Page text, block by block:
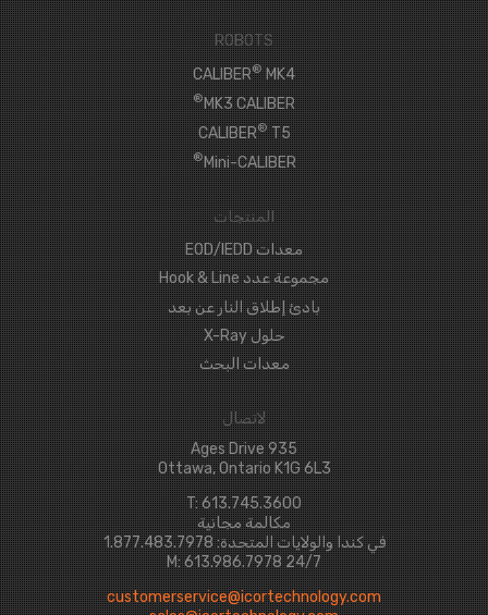
ROBOTS
CALIBER®MK4
MK3 CALIBER
®
CALIBER®T5
Mini-CALIBER
®
المنتجات
معدات EOD/IEDD
مجموعة عدد Hook & Line
بادئ إطلاق النار عن بعد
حلول X-Ray
معدات البحث
لاتصال
935 Ages Drive
Ottawa, Ontario K1G 6L3
T: 613.745.3600
مكالمة مجانية
في كندا والولايات المتحدة: 1.877.483.7978
24/7 M: 613.986.7978
customerservice@icortechnology.com